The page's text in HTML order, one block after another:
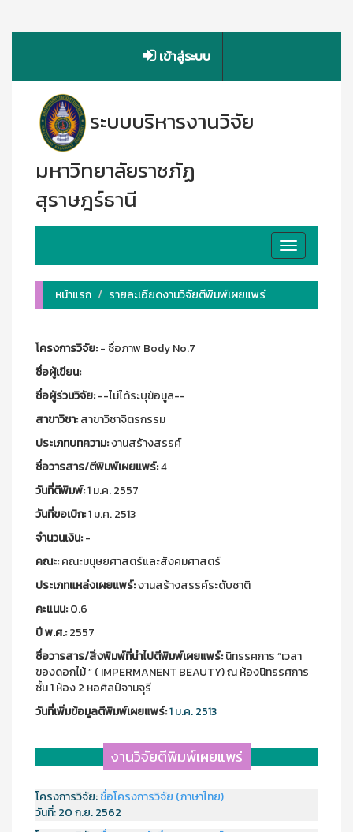
เข้าสู่ระบบ
ระบบบริหารงานวิจัย
มหาวิทยาลัยราชภัฏ
สุราษฎร์ธานี
Toggle
navigation
หน้าแรก
รายละเอียดงานวิจัยตีพิมพ์เผยแพร่
โครงการวิจัย:- ชื่อภาพ Body No.7
ชื่อผู้เขียน:
ชื่อผู้ร่วมวิจัย:--ไม่ได้ระบุข้อมูล--
สาขาวิชา:สาขาวิชาจิตรกรรม
ประเภทบทความ:งานสร้างสรรค์
ชื่อวารสาร/ตีพิมพ์เผยแพร์:4
วันที่ตีพิมพ์:1 ม.ค. 2557
วันที่ขอเบิก:1 ม.ค. 2513
จำนวนเงิน:-
คณะ:คณะมนุษยศาสตร์และสังคมศาสตร์
ประเภทแหล่งเผยแพร์:งานสร้างสรรค์ระดับชาติ
คะแนน:0.6
ปี พ.ศ.:2557
ชื่อวารสาร/สิ่งพิมพ์ที่นำไปตีพิมพ์เผยแพร์:นิทรรศการ “เวลา
ของดอกไม้ ” ( IMPERMANENT BEAUTY) ณ ห้องนิทรรศการ
ชั้น 1 ห้อง 2 หอศิลป์จามจุรี
วันที่เพิ่มข้อมูลตีพิมพ์เผยแพร์:1 ม.ค. 2513
งานวิจัยตีพิมพ์เผยแพร่
โครงการวิจัย:ชื่อโครงการวิจัย (ภาษาไทย)
วันที่:20 ก.ย. 2562